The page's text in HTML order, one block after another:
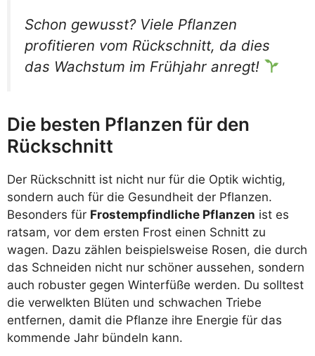
Schon gewusst? Viele Pflanzen
profitieren vom Rückschnitt, da dies
das Wachstum im Frühjahr anregt!
Die besten Pflanzen für den
Rückschnitt
Der Rückschnitt ist nicht nur für die Optik wichtig,
sondern auch für die Gesundheit der Pflanzen.
Besonders für Frostempfindliche Pflanzen ist es
ratsam, vor dem ersten Frost einen Schnitt zu
wagen. Dazu zählen beispielsweise Rosen, die durch
das Schneiden nicht nur schöner aussehen, sondern
auch robuster gegen Winterfüße werden. Du solltest
die verwelkten Blüten und schwachen Triebe
entfernen, damit die Pflanze ihre Energie für das
kommende Jahr bündeln kann.